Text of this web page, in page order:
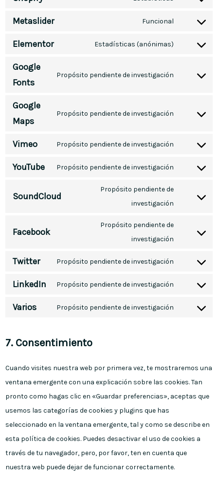
Metaslider Funcional
Elementor Estadísticas (anónimas)
Google
Fonts
Propósito pendiente de investigación
Google
Maps
Propósito pendiente de investigación
Vimeo Propósito pendiente de investigación
YouTube Propósito pendiente de investigación
SoundCloud
Propósito pendiente de
investigación
Facebook
Propósito pendiente de
investigación
Twitter Propósito pendiente de investigación
LinkedIn Propósito pendiente de investigación
Varios Propósito pendiente de investigación
7. Consentimiento
Cuando visites nuestra web por primera vez, te mostraremos una
ventana emergente con una explicación sobre las cookies. Tan
pronto como hagas clic en «Guardar preferencias», aceptas que
usemos las categorías de cookies y plugins que has
seleccionado en la ventana emergente, tal y como se describe en
esta política de cookies. Puedes desactivar el uso de cookies a
través de tu navegador, pero, por favor, ten en cuenta que
nuestra web puede dejar de funcionar correctamente.